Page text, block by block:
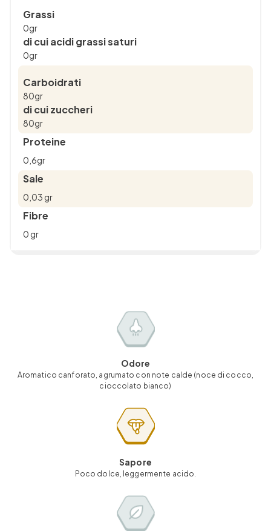
Grassi
0gr
di cui acidi grassi saturi
0gr
Carboidrati
80gr
di cui zuccheri
80gr
Proteine
0,6gr
Sale
0,03 gr
Fibre
0 gr
Odore
Aromatico canforato, agrumato con note calde (noce di cocco,
cioccolato bianco)
Sapore
Poco dolce, leggermente acido.